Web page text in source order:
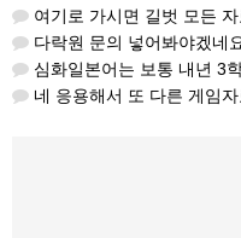
여기로 가시면 길벗 모든 자료를 다운 받
다락원 문의 넣어봐야겠네요ㅜㅜ 왜 지금 심화일본
심화일본어는 보통 내년 3학년에 많이 개설해서 지금
네 응용해서 또 다른 게임자